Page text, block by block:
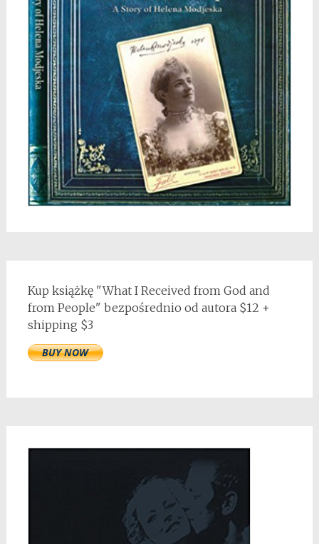
Kup książkę "What I Received from God and
from People" bezpośrednio od autora $12 +
shipping $3